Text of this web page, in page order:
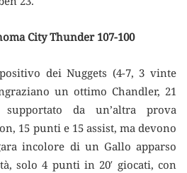
City Thunder 107-100
dei Nuggets (4-7, 3 vinte
un ottimo Chandler, 21
da un’altra prova
15 punti e 15 assist, ma devono
incolore di un Gallo apparso
solo 4 punti in 20′ giocati, con